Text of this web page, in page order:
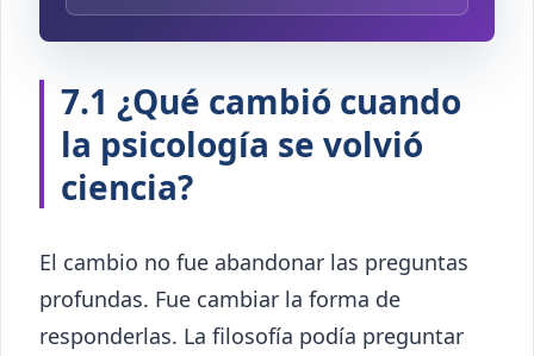
7.1 ¿Qué cambió cuando
la psicología se volvió
ciencia?
El cambio no fue abandonar las preguntas
profundas. Fue cambiar la forma de
responderlas. La filosofía podía preguntar